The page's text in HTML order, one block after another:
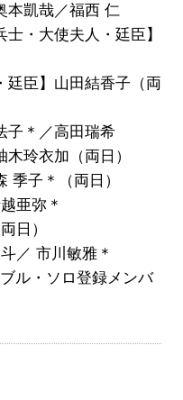
本凱哉／福西 仁
士・大使夫人・廷臣】
廷臣】山田結香子（両
子 ＊／高田瑞希
木玲衣加（両日）
季子 ＊
（両日）
亜弥＊
日）
／ 市川敏雅＊
ル・ソロ登録メンバ